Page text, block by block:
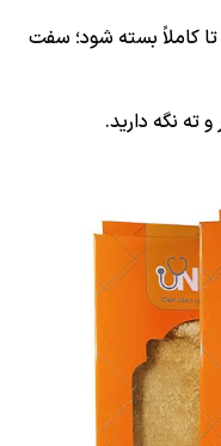
تا کاملاً بسته شود؛ سفت
ته نگه دارید.